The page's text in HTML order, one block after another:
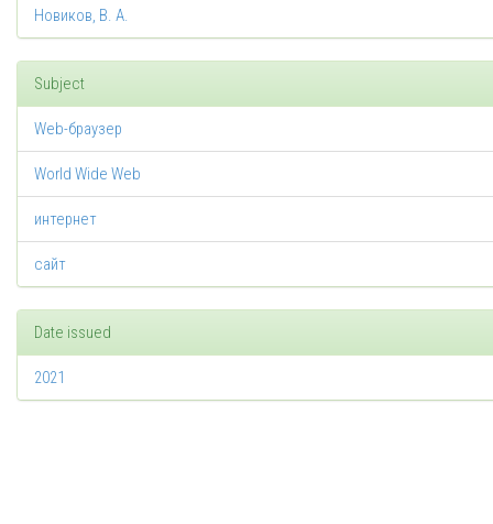
Новиков, В. А.
Subject
Web-браузер
World Wide Web
интернет
сайт
Date issued
2021